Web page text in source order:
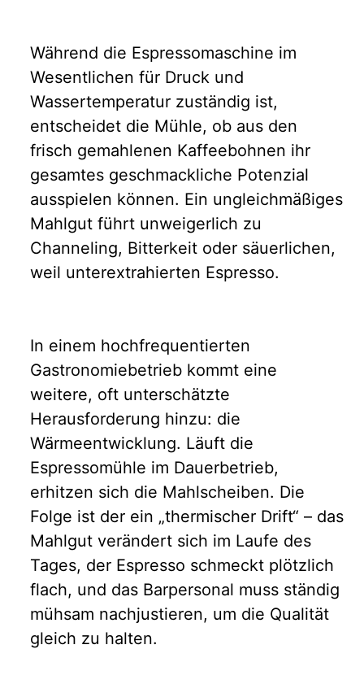
Während die Espressomaschine im
Wesentlichen für Druck und
Wassertemperatur zuständig ist,
entscheidet die Mühle, ob aus den
frisch gemahlenen Kaffeebohnen ihr
gesamtes geschmackliche Potenzial
ausspielen können. Ein ungleichmäßiges
Mahlgut führt unweigerlich zu
Channeling, Bitterkeit oder säuerlichen,
weil unterextrahierten Espresso.
In einem hochfrequentierten
Gastronomiebetrieb kommt eine
weitere, oft unterschätzte
Herausforderung hinzu: die
Wärmeentwicklung. Läuft die
Espressomühle im Dauerbetrieb,
erhitzen sich die Mahlscheiben. Die
Folge ist der ein „thermischer Drift“ – das
Mahlgut verändert sich im Laufe des
Tages, der Espresso schmeckt plötzlich
flach, und das Barpersonal muss ständig
mühsam nachjustieren, um die Qualität
gleich zu halten.